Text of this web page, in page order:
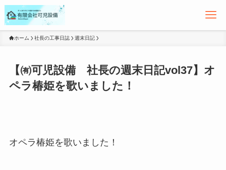
ホーム 社長の工事日誌 週末日記
【㈲可児設備 社長の週末日記vol37】オ
ペラ椿姫を歌いました！
オペラ椿姫を歌いました！